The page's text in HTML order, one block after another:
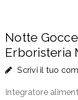
Notte
Erboristeria
Scrivi il tuo
Integratore